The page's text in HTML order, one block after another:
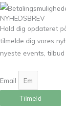
NYHEDSBREV
Hold dig opdateret
tilmelde dig vores
nyeste events,
Email
Tilmeld